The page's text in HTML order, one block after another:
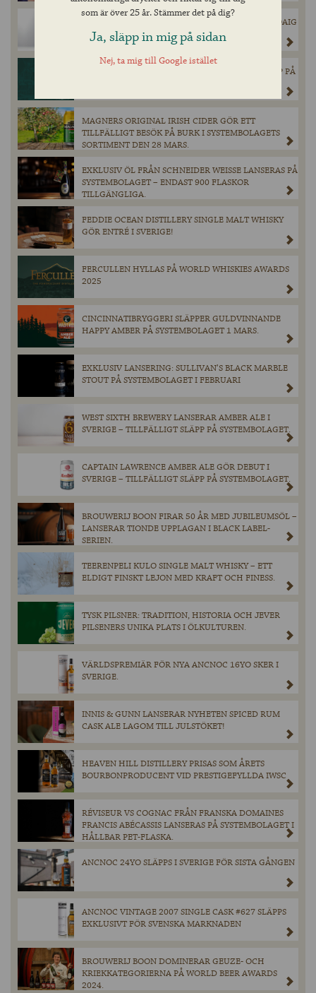
INNIS & GUNN’S SUCCÉSAMARBETE MED LAPHROAIG
ÄR TILLBAKA!
CHIMAY GRÖN ÅTERVÄNDER I BEGRÄNSAT SLÄPP PÅ
MAGNERS ORIGINAL IRISH CIDER GÖR ETT
TILLFÄLLIGT BESÖK PÅ BURK I SYSTEMBOLAGETS
SORTIMENT DEN 28 MARS.
EXKLUSIV ÖL FRÅN SCHNEIDER WEISSE LANSERAS PÅ
SYSTEMBOLAGET – ENDAST 900 FLASKOR
TILLGÄNGLIGA.
FEDDIE OCEAN DISTILLERY SINGLE MALT WHISKY
GÖR ENTRÉ I SVERIGE!
FERCULLEN HYLLAS PÅ WORLD WHISKIES AWARDS
2025
CINCINNATIBRYGGERI SLÄPPER GULDVINNANDE
HAPPY AMBER PÅ SYSTEMBOLAGET 1 MARS.
EXKLUSIV LANSERING: SULLIVAN’S BLACK MARBLE
STOUT PÅ SYSTEMBOLAGET I FEBRUARI
WEST SIXTH BREWERY LANSERAR AMBER ALE I
SVERIGE – TILLFÄLLIGT SLÄPP PÅ SYSTEMBOLAGET.
CAPTAIN LAWRENCE AMBER ALE GÖR DEBUT I
SVERIGE – TILLFÄLLIGT SLÄPP PÅ SYSTEMBOLAGET.
BROUWERIJ BOON FIRAR 50 ÅR MED JUBILEUMSÖL –
LANSERAR TIONDE UPPLAGAN I BLACK LABEL-
SERIEN.
TEERENPELI KULO SINGLE MALT WHISKY – ETT
ELDIGT FINSKT LEJON MED KRAFT OCH FINESS.
TYSK PILSNER: TRADITION, HISTORIA OCH JEVER
PILSENERS UNIKA PLATS I ÖLKULTUREN.
VÄRLDSPREMIÄR FÖR NYA ANCNOC 16YO SKER I
SVERIGE.
INNIS & GUNN LANSERAR NYHETEN SPICED RUM
CASK ALE LAGOM TILL JULSTÖKET!
HEAVEN HILL DISTILLERY PRISAS SOM ÅRETS
BOURBONPRODUCENT VID PRESTIGEFYLLDA IWSC
RÉVISEUR VS COGNAC FRÅN FRANSKA DOMAINES
FRANCIS ABÉCASSIS LANSERAS PÅ SYSTEMBOLAGET I
HÅLLBAR PET-FLASKA.
ANCNOC 24YO SLÄPPS I SVERIGE FÖR SISTA GÅNGEN
ANCNOC VINTAGE 2007 SINGLE CASK #627 SLÄPPS
EXKLUSIVT FÖR SVENSKA MARKNADEN
BROUWERIJ BOON DOMINERAR GEUZE- OCH
KRIEKKATEGORIERNA PÅ WORLD BEER AWARDS
2024.
som är över 25 år. Stämmer det på dig?
Ja, släpp in mig på sidan
Nej, ta mig till Google istället